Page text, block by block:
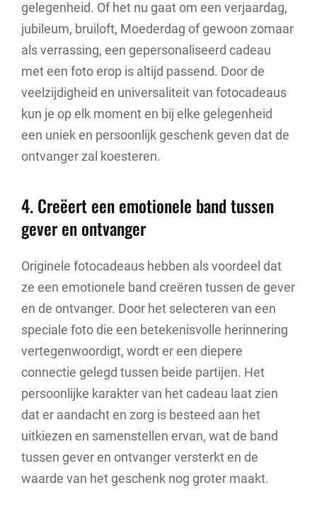
gelegenheid. Of het nu gaat om een verjaardag,
jubileum, bruiloft, Moederdag of gewoon zomaar
als verrassing, een gepersonaliseerd cadeau
met een foto erop is altijd passend. Door de
veelzijdigheid en universaliteit van fotocadeaus
kun je op elk moment en bij elke gelegenheid
een uniek en persoonlijk geschenk geven dat de
ontvanger zal koesteren.
4. Creëert een emotionele band tussen
gever en ontvanger
Originele fotocadeaus hebben als voordeel dat
ze een emotionele band creëren tussen de gever
en de ontvanger. Door het selecteren van een
speciale foto die een betekenisvolle herinnering
vertegenwoordigt, wordt er een diepere
connectie gelegd tussen beide partijen. Het
persoonlijke karakter van het cadeau laat zien
dat er aandacht en zorg is besteed aan het
uitkiezen en samenstellen ervan, wat de band
tussen gever en ontvanger versterkt en de
waarde van het geschenk nog groter maakt.